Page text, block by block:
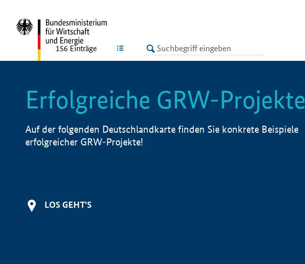
LISTE
156 Einträge
Erfolgreiche GRW-Projekte
Auf der folgenden Deutschlandkarte finden Sie konkrete Beispiele
erfolgreicher GRW-Projekte!
LOS GEHT'S